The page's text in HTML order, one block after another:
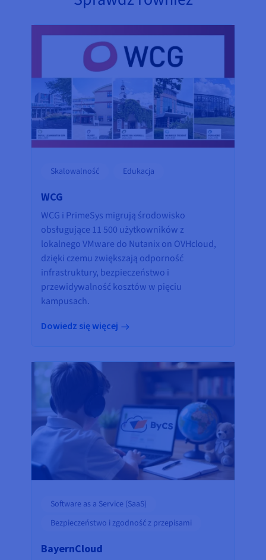
Skalowalność Edukacja
WCG
WCG i PrimeSys migrują środowisko
obsługujące 11 500 użytkowników z
lokalnego VMware do Nutanix on OVHcloud,
dzięki czemu zwiększają odporność
infrastruktury, bezpieczeństwo i
przewidywalność kosztów w pięciu
kampusach.
Dowiedz się więcej
Software as a Service (SaaS)
Bezpieczeństwo i zgodność z przepisami
BayernCloud